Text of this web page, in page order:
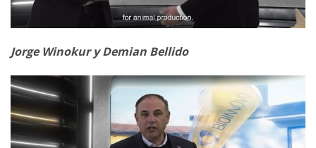
Jorge Winokur y Demian Bellido